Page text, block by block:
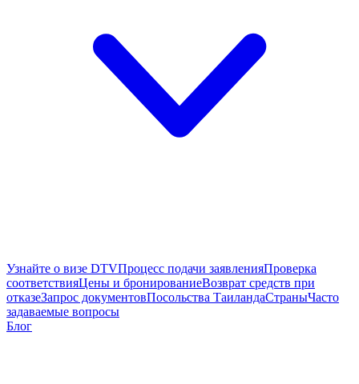
Узнайте о визе DTVПроцесс подачи заявленияПроверка
соответствияЦены и бронированиеВозврат средств при
отказеЗапрос документовПосольства ТаиландаСтраныЧасто
задаваемые вопросы
Блог